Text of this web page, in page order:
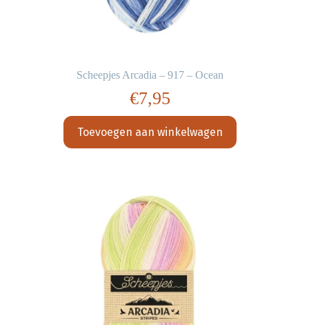
Scheepjes Arcadia – 917 – Ocean
€7,95
Toevoegen aan winkelwagen